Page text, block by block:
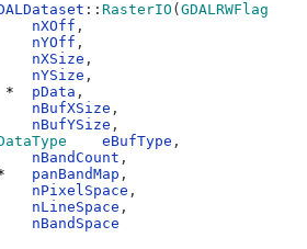
: : RasterIO (
nXOff ,
nYOff ,
nXSize ,
nYSize ,
* pData ,
nBufXSize ,
nBufYSize ,
eBufType ,
nBandCount ,
panBandMap ,
nPixelSpace ,
nLineSpace ,
nBandSpace